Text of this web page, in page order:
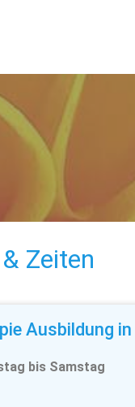
Zeiten
Ausbildung
bis Samstag